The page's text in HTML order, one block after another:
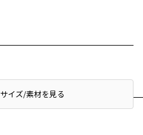
サイズ/素材を見る